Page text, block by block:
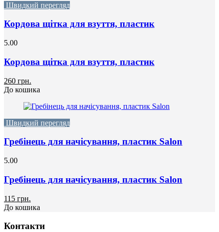
Швидкий перегляд
Кордова щітка для взуття, пластик
5.00
Кордова щітка для взуття, пластик
260 грн.
До кошика
Швидкий перегляд
Гребінець для начісування, пластик Salon
5.00
Гребінець для начісування, пластик Salon
115 грн.
До кошика
Контакти